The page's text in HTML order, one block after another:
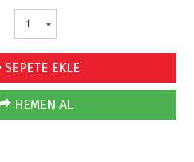
SEPETE EKLE
HEMEN AL